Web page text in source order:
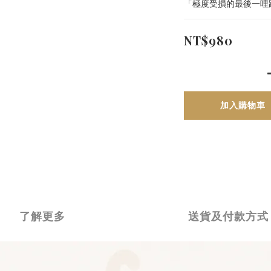
「極度受損的最後一
NT$980
加入購物車
了解更多 送貨及付款方式